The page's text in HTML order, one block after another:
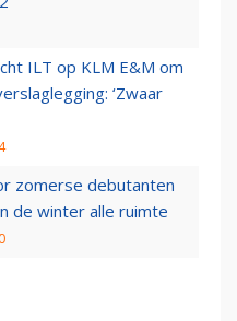
ILT op KLM E&M om
‘Zwaar
zomerse debutanten
de winter alle ruimte